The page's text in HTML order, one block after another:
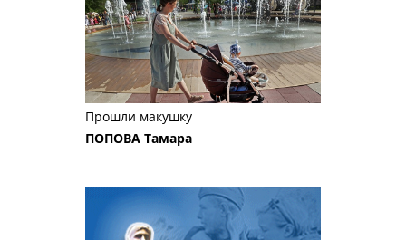
Прошли макушку
ПОПОВА Тамара